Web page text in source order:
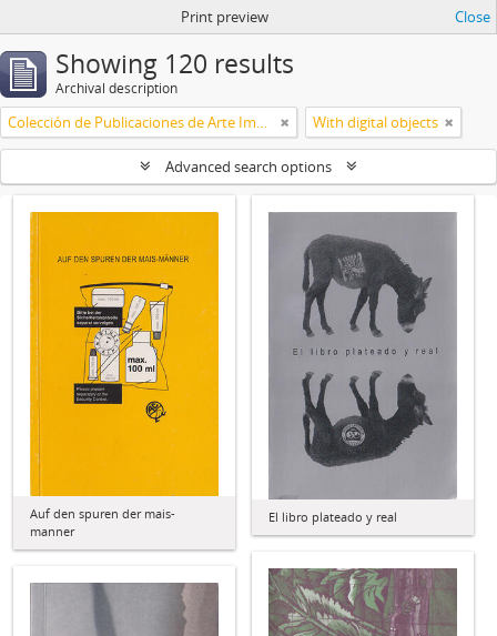
Print preview Close
Showing 120 results
Archival description
Colección de Publicaciones de Arte Impreso With digital objects
Advanced search options
Auf den spuren der mais-
manner
El libro plateado y real